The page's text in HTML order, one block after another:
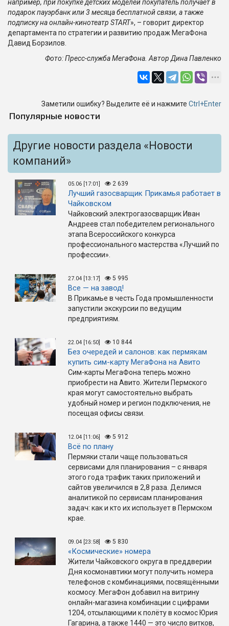
например, при покупке детских моделей покупатель получает в
подарок пауэрбанк или 3 месяца бесплатной связи, а также
подписку на онлайн-кинотеатр START», – говорит директор
департамента по стратегии и развитию продаж МегаФона
Давид Борзилов.
Фото: Пресс-служба МегаФона. Автор Дина Павленко
Заметили ошибку? Выделите её и нажмите Ctrl+Enter
Популярные новости
Другие новости раздела «Новости
компаний»
05.06 [17:01] 2 639
Лучший газосварщик Прикамья работает в
Чайковском
Чайковский электрогазосварщик Иван
Андреев стал победителем регионального
этапа Всероссийского конкурса
профессионального мастерства «Лучший по
профессии».
27.04 [13:17] 5 995
Все — на завод!
В Прикамье в честь Года промышленности
запустили экскурсии по ведущим
предприятиям.
22.04 [16:50] 10 844
Без очередей и салонов: как пермякам
купить сим-карту МегаФона на Авито
Сим-карты МегаФона теперь можно
приобрести на Авито. Жители Пермского
края могут самостоятельно выбрать
удобный номер и регион подключения, не
посещая офисы связи.
12.04 [11:06] 5 912
Всё по плану
Пермяки стали чаще пользоваться
сервисами для планирования – с января
этого года трафик таких приложений и
сайтов увеличился в 2,8 раза. Делимся
аналитикой по сервисам планирования
задач: как и кто их использует в Пермском
крае.
09.04 [23:58] 5 830
«Космические» номера
Жители Чайковского округа в преддверии
Дня космонавтики могут получить номера
телефонов с комбинациями, посвящёнными
космосу. МегаФон добавил на витрину
онлайн-магазина комбинации с цифрами
1204, отсылающими к полёту в космос Юрия
Гагарина, а также 1440 — это число витков,